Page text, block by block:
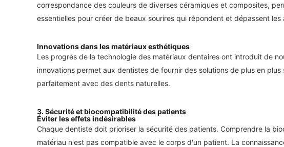
correspondance des couleurs de diverses céramiques et composites,
essentielles pour créer de beaux sourires qui répondent et dépassent
Innovations dans les matériaux esthétiques
Les progrès de la technologie des matériaux dentaires ont introduit de
innovations permet aux dentistes de fournir des solutions de plus en
parfaitement avec des dents naturelles.
3. Sécurité et biocompatibilité des patients
Éviter les effets indésirables
Chaque dentiste doit prioriser la sécurité des patients. Comprendre la
matériau n'est pas compatible avec le corps d'un patient. La